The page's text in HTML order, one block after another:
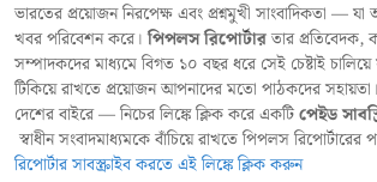
ভারতের প্রয়োজন নিরপেক্ষ এবং প্রশ্নমুখী সাংবাদিকতা —
খবর পরিবেশন করে।পিপলস রিপোর্টারতার
সম্পাদকদের মাধ্যমে বিগত ১০ বছর ধরে সেই চেষ্টাই
টিকিয়ে রাখতে প্রয়োজন আপনাদের মতো পাঠকদের
দেশের বাইরে — নিচের লিঙ্কে ক্লিক করে একটিপেইড
স্বাধীন সংবাদমাধ্যমকে বাঁচিয়ে রাখতে পিপলস রিপোর্টারের
রিপোর্টার সাবস্ক্রাইব করতে এই লিঙ্কে ক্লিক করুন